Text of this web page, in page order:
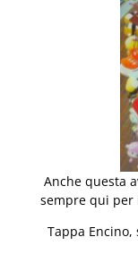
Anche questa
sempre qui per
Tappa